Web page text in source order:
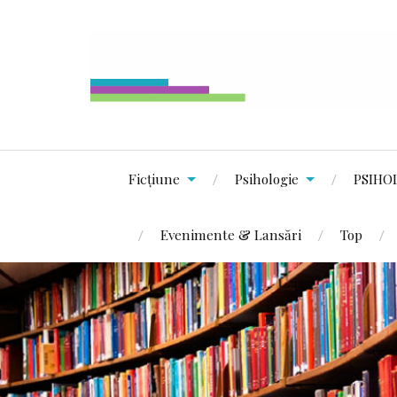
Ficțiune Psihologie
Evenimente & Lansări Top